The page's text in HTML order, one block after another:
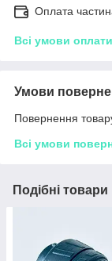
Оплата
Всі умови оплати
Умови
Повернення
Всі умови
Подібні товари